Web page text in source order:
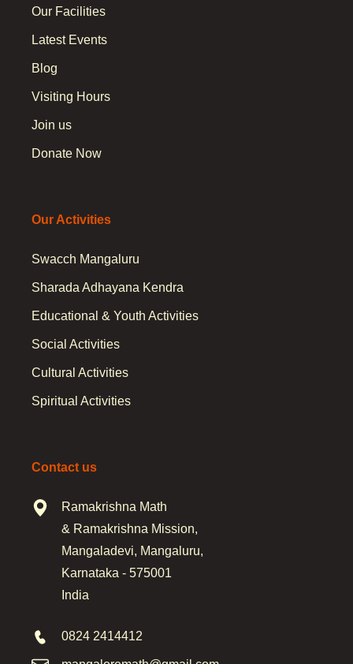
Our Facilities
Latest Events
Blog
Visiting Hours
Join us
Donate Now
Our Activities
Swacch Mangaluru
Sharada Adhayana Kendra
Educational & Youth Activities
Social Activities
Cultural Activities
Spiritual Activities
Contact us
Ramakrishna Math
& Ramakrishna Mission,
Mangaladevi, Mangaluru,
Karnataka - 575001
India
0824 2414412